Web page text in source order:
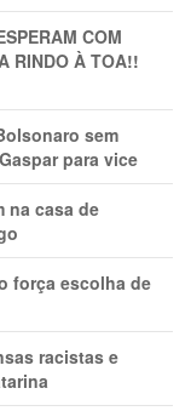
COM
RINDO À TOA!!
sem
para vice
na casa de
força escolha de
racistas e